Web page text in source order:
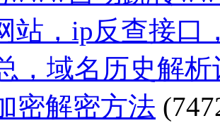
站，ip反查接口
，域名历史解
密解密方法